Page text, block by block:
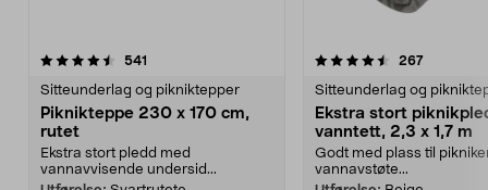
541
Sitteunderlag og pikniktepper
Piknikteppe 230 x 170 cm,
rutet
Ekstra stort pledd med
vannavvisende undersid...
4.5 av 5 stjerner 267
Sitteunderlag og
Ekstra stort
vanntett, 2,3 x 1,7 m
Godt med plass til
vannavstøte...
4.5 av 5 stjerner